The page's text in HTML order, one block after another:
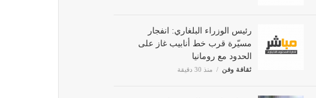
مسيّرة قرب خط أنابيب غاز على
الحدود مع رومانيا
ثقافة وفن منذ 30 دقيقة